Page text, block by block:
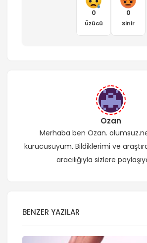
0
Üzücü
0
Sinir
Ozan
Merhaba ben Ozan.
kurucusuyum. Bildiklerimi ve
aracılığıyla sizlere
BENZER YAZILAR